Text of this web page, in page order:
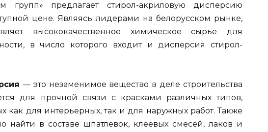
групп» предлагает стирол-акриловую дисперсию
цене. Являясь лидерами на белорусском рынке,
высококачественное химическое сырье для
в число которого входит и дисперсия стирол-
— это незаменимое вещество в деле строительства
для прочной связи с красками различных типов,
как для интерьерных, так и для наружных работ. Также
найти в составе шпатлевок, клеевых смесей, лаков и